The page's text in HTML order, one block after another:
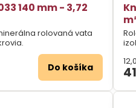
140 mm - 3,72
rolovaná vata
Do košíka